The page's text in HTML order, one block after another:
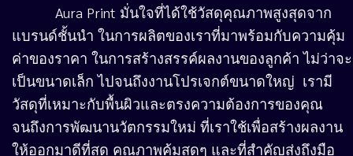
Aura Print มั่นใจที่ได้ใช้วัสดุคุณภาพสูงสุดจาก
แบรนด์ชั้นนำ ในการผลิตของเราที่มาพร้อมกับความคุ้ม
ค่าของราคา ในการสร้างสรรค์ผลงานของลูกค้า ไม่ว่าจะ
เป็นขนาดเล็ก ไปจนถึงงานโปรเจกต์ขนาดใหญ่ เรามี
วัสดุที่เหมาะกับพื้นผิวและตรงความต้องการของคุณ
จนถึงการพัฒนานวัตกรรมใหม่ ที่เราใช้เพื่อสร้างผลงาน
ให้ออกมาดีที่สุด คุณภาพคุ้มสุดๆ และที่สำคัญส่งถึงมือ